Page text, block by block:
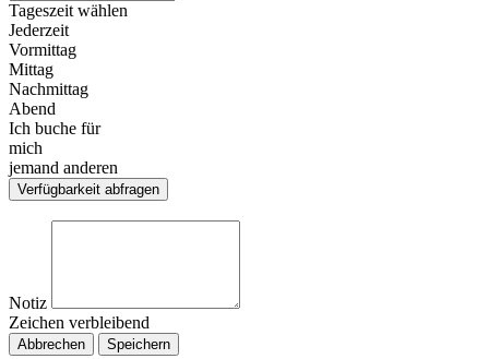
Tageszeit wählen
Jederzeit
Vormittag
Mittag
Nachmittag
Abend
Ich buche für
mich
jemand anderen
Verfügbarkeit abfragen
Notiz
Zeichen verbleibend
Abbrechen Speichern